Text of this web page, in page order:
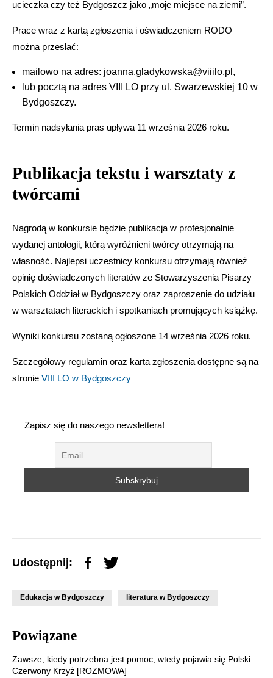
ucieczka czy też Bydgoszcz jako „moje miejsce na ziemi”.
Prace wraz z kartą zgłoszenia i oświadczeniem RODO
można przesłać:
mailowo na adres: joanna.gladykowska@viiilo.pl,
lub pocztą na adres VIII LO przy ul. Swarzewskiej 10 w
Bydgoszczy.
Termin nadsyłania pras upływa 11 września 2026 roku.
Publikacja tekstu i warsztaty z
twórcami
Nagrodą w konkursie będzie publikacja w profesjonalnie
wydanej antologii, którą wyróżnieni twórcy otrzymają na
własność. Najlepsi uczestnicy konkursu otrzymają również
opinię doświadczonych literatów ze Stowarzyszenia Pisarzy
Polskich Oddział w Bydgoszczy oraz zaproszenie do udziału
w warsztatach literackich i spotkaniach promujących książkę.
Wyniki konkursu zostaną ogłoszone 14 września 2026 roku.
Szczegółowy regulamin oraz karta zgłoszenia dostępne są na
stronie VIII LO w Bydgoszczy
Zapisz się do naszego newslettera!
Udostępnij:
Edukacja w Bydgoszczy literatura w Bydgoszczy
Powiązane
Zawsze, kiedy potrzebna jest pomoc, wtedy pojawia się Polski
Czerwony Krzyż [ROZMOWA]